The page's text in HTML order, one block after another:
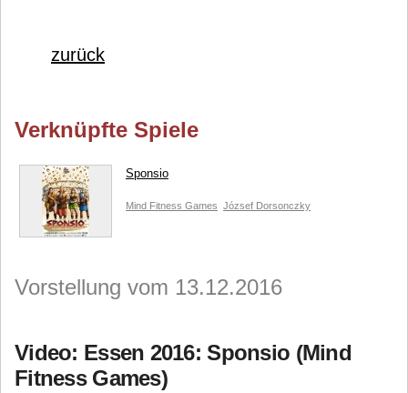
zurück
Verknüpfte Spiele
Sponsio
Mind Fitness Games József Dorsonczky
Vorstellung vom 13.12.2016
Video: Essen 2016: Sponsio (Mind
Fitness Games)